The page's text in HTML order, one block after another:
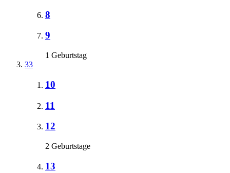
8
9
1 Geburtstag
33
10
11
12
2 Geburtstage
13